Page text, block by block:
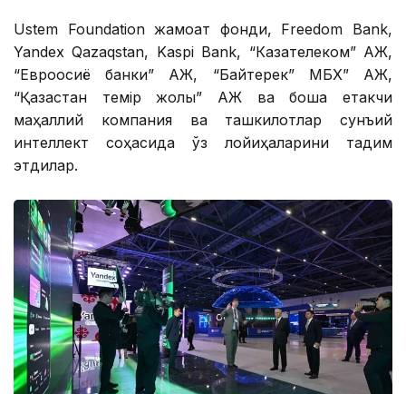
Ustem Foundation жамоат фонди, Freedom Bank,
Yandex Qazaqstan, Kaspi Bank, “Казақтелеком” АЖ,
“Евроосиё банки” АЖ, “Байтерек” МБХ” АЖ,
“Қазақстан темір жолы” АЖ ва бошқа етакчи
маҳаллий компания ва ташкилотлар сунъий
интеллект соҳасида ўз лойиҳаларини тақдим
этдилар.